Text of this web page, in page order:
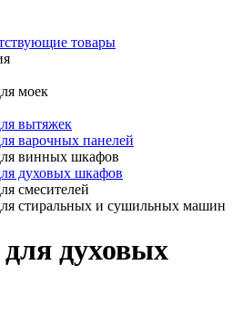
товары
моек
вытяжек
варочных панелей
винных шкафов
духовых шкафов
смесителей
стиральных и сушильных машин
духовых